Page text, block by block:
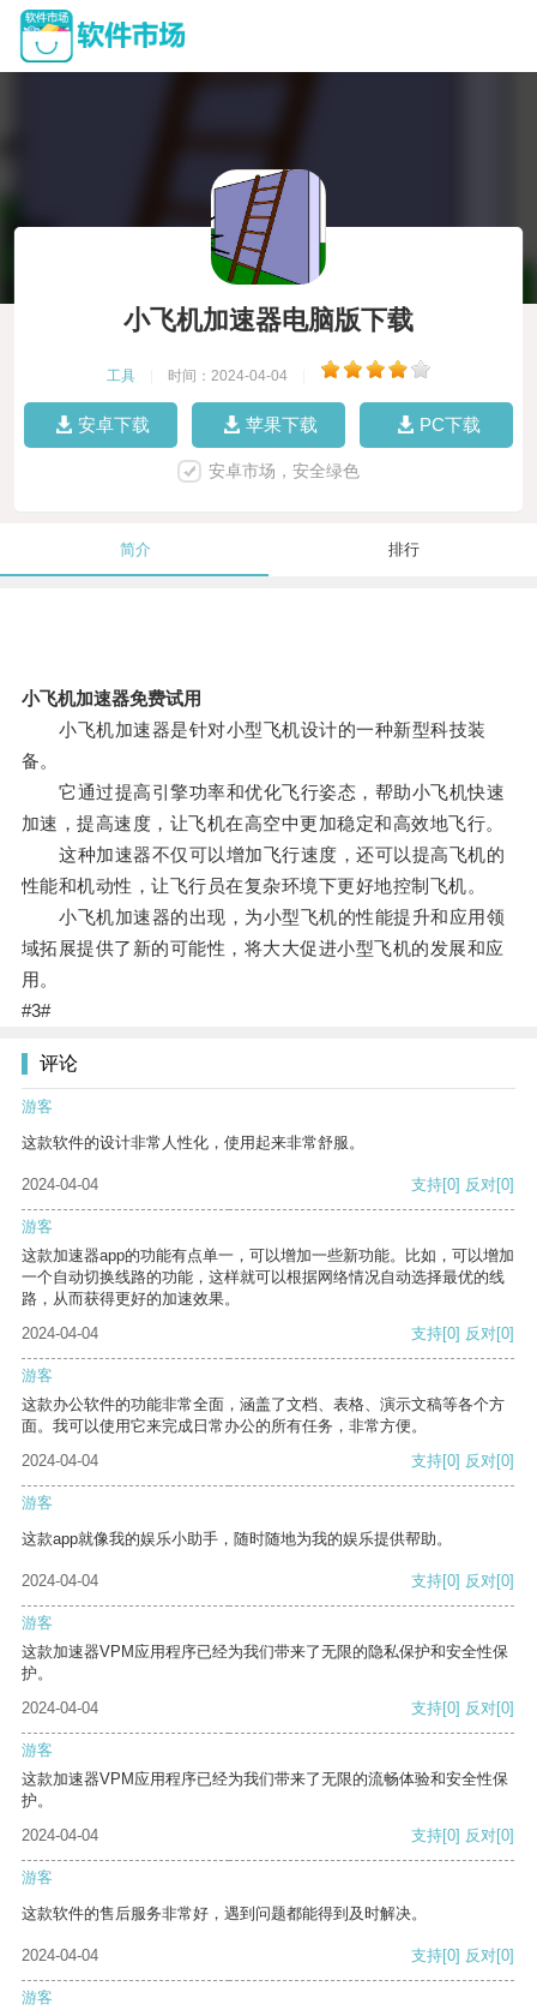
小飞机加速器电脑版下载
工具 时间：2024-04-04
安卓下载 苹果下载 PC下载
安卓市场，安全绿色
简介 排行
小飞机加速器免费试用
小飞机加速器是针对小型飞机设计的一种新型科技装
备。
它通过提高引擎功率和优化飞行姿态，帮助小飞机快速
加速，提高速度，让飞机在高空中更加稳定和高效地飞行。
这种加速器不仅可以增加飞行速度，还可以提高飞机的
性能和机动性，让飞行员在复杂环境下更好地控制飞机。
小飞机加速器的出现，为小型飞机的性能提升和应用领
域拓展提供了新的可能性，将大大促进小型飞机的发展和应
用。
#3#
评论
游客
这款软件的设计非常人性化，使用起来非常舒服。
2024-04-04 支持[0] 反对[0]
游客
这款加速器app的功能有点单一，可以增加一些新功能。比如，可以增加
一个自动切换线路的功能，这样就可以根据网络情况自动选择最优的线
路，从而获得更好的加速效果。
2024-04-04
支持[0] 反对[0]
游客
这款办公软件的功能非常全面，涵盖了文档、表格、演示文稿等各个方
面。我可以使用它来完成日常办公的所有任务，非常方便。
2024-04-04
支持[0] 反对[0]
游客
这款app就像我的娱乐小助手，随时随地为我的娱乐提供帮助。
2024-04-04 支持[0] 反对[0]
游客
这款加速器VPM应用程序已经为我们带来了无限的隐私保护和安全性保
护。
2024-04-04
支持[0] 反对[0]
游客
这款加速器VPM应用程序已经为我们带来了无限的流畅体验和安全性保
护。
2024-04-04
支持[0] 反对[0]
游客
这款软件的售后服务非常好，遇到问题都能得到及时解决。
2024-04-04 支持[0] 反对[0]
游客